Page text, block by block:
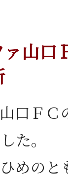
山口
口ＦＣ
た。
めのと